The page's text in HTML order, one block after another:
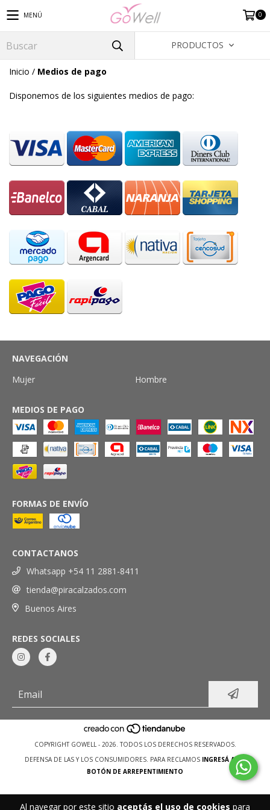
Al navegar por este sitio aceptás el uso de cookies para
MENÚ 0
PRODUCTOS
Inicio / Medios de pago
Disponemos de los siguientes medios de pago:
NAVEGACIÓN
Mujer
Hombre
MEDIOS DE PAGO
FORMAS DE ENVÍO
CONTACTANOS
Whatsapp +54 11 2881-8411
tienda@piracalzados.com
Buenos Aires
REDES SOCIALES
COPYRIGHT GOWELL - 2026. TODOS LOS DERECHOS RESERVADOS.
DEFENSA DE LAS Y LOS CONSUMIDORES. PARA RECLAMOS INGRESÁ ACÁ.
BOTÓN DE ARREPENTIMIENTO